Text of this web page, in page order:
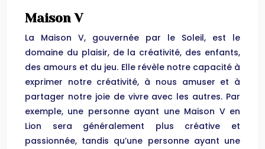
Maison V
La Maison V, gouvernée par le Soleil, est le
domaine du plaisir, de la créativité, des enfants,
des amours et du jeu. Elle révèle notre capacité à
exprimer notre créativité, à nous amuser et à
partager notre joie de vivre avec les autres. Par
exemple, une personne ayant une Maison V en
Lion sera généralement plus créative et
passionnée, tandis qu’une personne ayant une